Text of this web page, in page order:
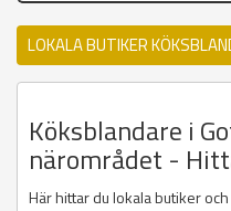
LOKALA BUTIKER
Köksblandare i
närområdet -
Här hittar du lokala butiker